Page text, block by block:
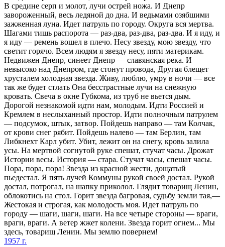
В средине серп и молот, лучи острей ножа. И Днепр
завороженный, весь ледяной до дна. И ведьмами озябшими
зажженная луна. Идет патруль по городу. Округа вся мертва.
Шагами тишь распорота — раз-два, раз-два, раз-два. И я иду, и
я иду — ремень вошел в плечо. Несу звезду, мою звезду, что
светит горячо. Всем людям я звезду несу, пяти материкам.
Недвижен Днепр, синеет Днепр — славянская река. И
невысоко над Днепром, где стонут провода, Другая блещет
хрусталем холодная звезда. Живу, люблю, умру в ночи — все
так же будет стлать Она бесстрастные лучи на снежную
кровать. Свеча в окне Губкома, из труб не вьется дым.
Дорогой незнакомой идти нам, молодым. Идти Россией и
Кремлем в неслыханный простор. Идти полночным патрулем
— подсумок, штык, затвор. Пойдешь направо — там Колчак,
от крови снег рябит. Пойдешь налево — там Берлин, там
Либкнехт Карл убит. Убит, лежит он на снегу, кровь залила
усы. На мертвой согнутой руке спешат, стучат часы. Дрожат
Истории весы. История — стара. Стучат часы, спешат часы.
Пора, пора, пора! Звезда из красной жести, дощатый
пьедестал. Я пять лучей Коммуны рукой своей достал. Рукой
достал, потрогал, на шапку приколол. Глядит товарищ Ленин,
облокотись на стол. Горит звезда багровая, судьбу земли тая,—
Жестокая и строгая, как молодость моя. Идет патруль по
городу — шаги, шаги, шаги. На все четыре стороны — враги,
враги, враги. А ветер жжет колени. Звезда горит огнем... Мы
здесь, товарищ Ленин. Мы землю повернем!
1957 г.